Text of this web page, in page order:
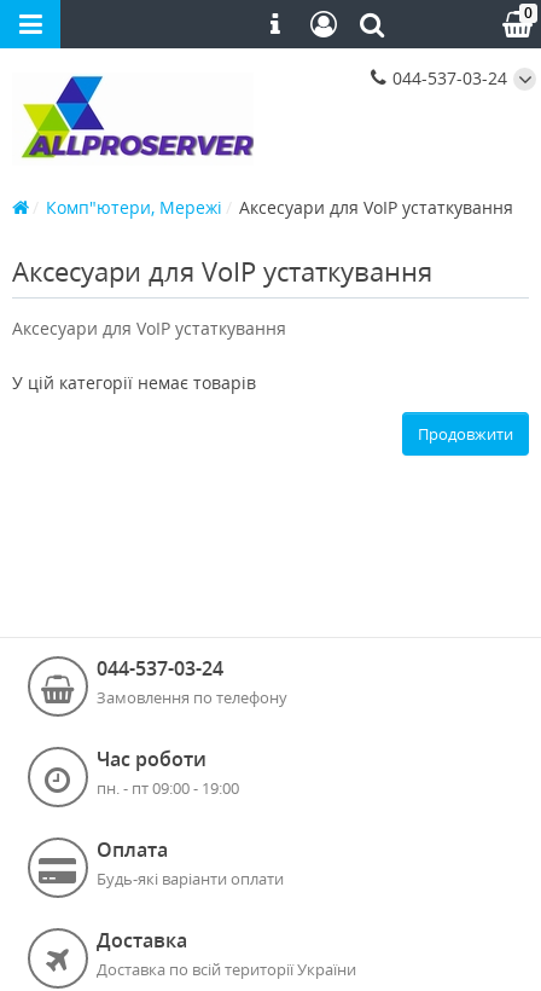
044-537-03-24
0
Комп"ютери, Мережі Аксесуари для VoIP устаткування
Аксесуари для VoIP устаткування
Аксесуари для VoIP устаткування
У цій категорії немає товарів
Продовжити
044-537-03-24
Замовлення по телефону
Час роботи
пн. - пт 09:00 - 19:00
Оплата
Будь-які варіанти оплати
Доставка
Доставка по всій території України